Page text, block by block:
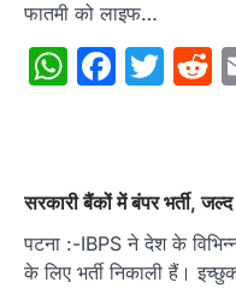
फातमी को लाइफ…
सरकारी बैंकों में बंपर भर्ती,
पटना :-IBPS ने देश के
के लिए भर्ती निकाली हैं।